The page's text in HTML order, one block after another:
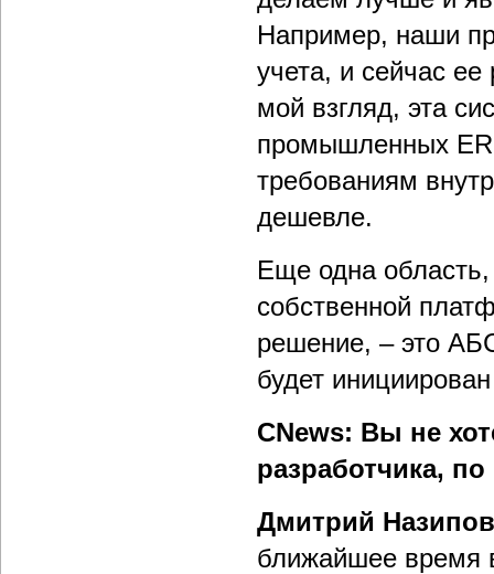
Например, наши
учета, и сейчас
мой взгляд, эта
промышленных
требованиям
дешевле.
Еще одна
собственной
решение, – это
будет
CNews: Вы не
разработчика,
Дмитрий
ближайшее время